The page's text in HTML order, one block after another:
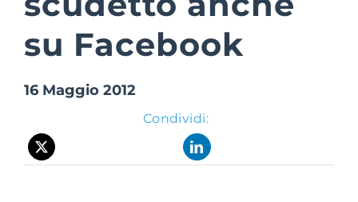
Suite Login
su Facebook
16 Maggio 2012
Condividi: